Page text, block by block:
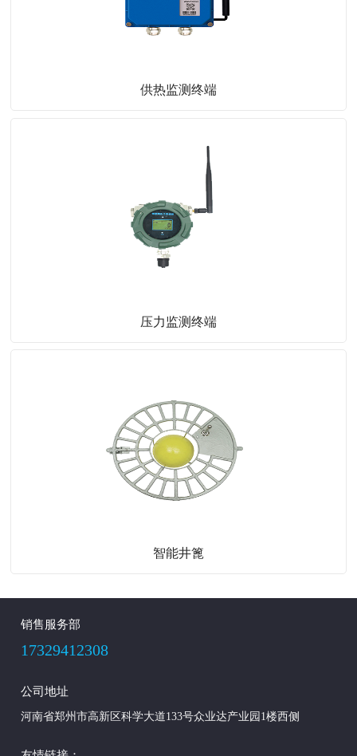
供热监测终端
压力监测终端
智能井篦
销售服务部
17329412308
公司地址
河南省郑州市高新区科学大道133号众业达产业园1楼西侧